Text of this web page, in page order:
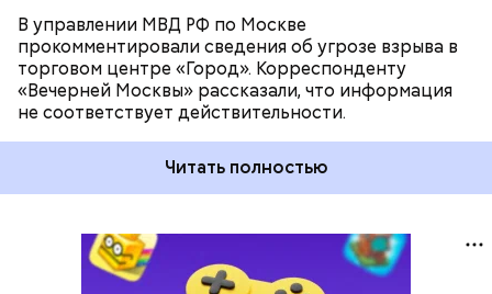
В управлении МВД РФ по Москве
прокомментировали сведения об угрозе взрыва в
торговом центре «Город». Корреспонденту
«Вечерней Москвы» рассказали, что информация
не соответствует действительности.
Читать полностью